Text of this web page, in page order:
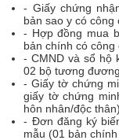
- Giấy chứng
bản sao y có
- Hợp đồng mua
bản chính có công
- CMND và sổ hộ
02 bộ tương
- Giấy tờ chứng
giấy tờ chứng
hôn nhân/độc
- Đơn đăng ký
mẫu (01 bản